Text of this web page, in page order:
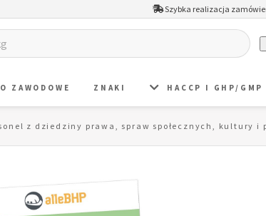
Szybka realizacja
ZAWODOWE ZNAKI HACCP I GHP/GMP
z dziedziny prawa, spraw społecznych, kultury i